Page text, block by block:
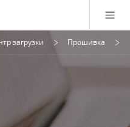
загрузки Прошивка